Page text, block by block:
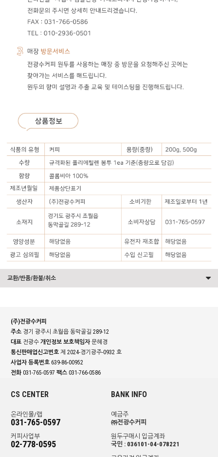
교환/반품/환불/취소
(주)전광수커피
주소 경기 광주시 초월읍 동막골길 289-12
대표 전광수개인정보 보호책임자문혜경
통신판매업신고번호 제 2024-경기광주-0932 호
사업자 등록번호 639-86-00952
전화 031-765-0597팩스 031-766-0586
CS CENTER
온라인몰/랩
031-765-0597
커피사업부
02-778-0595
BANK INFO
예금주
㈜전광수커피
원두구매시 입금계좌
국민 : 036101-04-078221